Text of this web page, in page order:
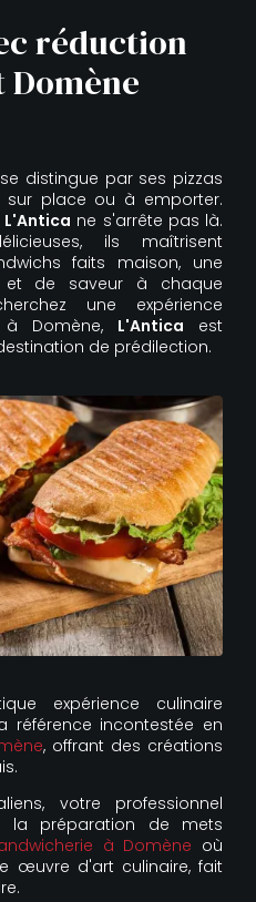
réduction
se distingue par ses pizzas
sur place ou à emporter.
L'Antica ne s'arrête pas là.
ils maîtrisent
faits maison, une
et de saveur à chaque
une expérience
Domène, L'Antica est
de prédilection.
expérience culinaire
référence incontestée en
, offrant des créations
votre professionnel
la préparation de mets
à Domène où
œuvre d'art culinaire, fait